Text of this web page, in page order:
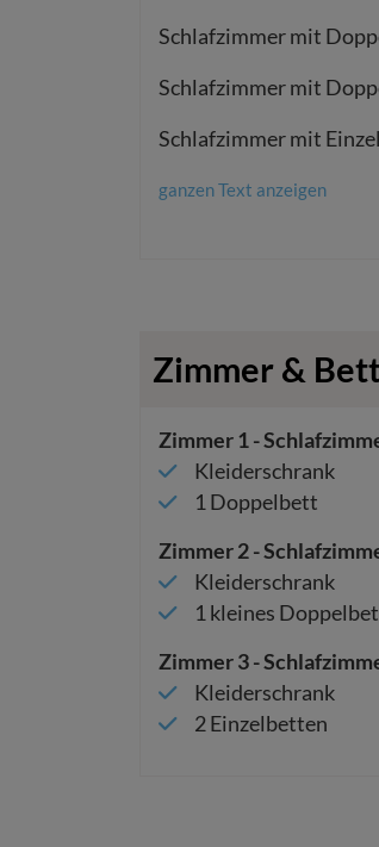
Schlafzimmer mit
Schlafzimmer mit
Schlafzimmer mit
ganzen Text anzeigen
Zimmer &
Zimmer1-
Kleiderschrank
1Doppelbett
Zimmer2-
Kleiderschrank
1kleines
Zimmer3-
Kleiderschrank
2Einzelbetten